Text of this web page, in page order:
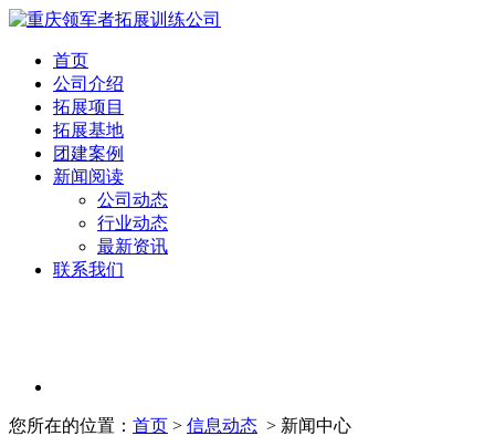
首页
公司介绍
拓展项目
拓展基地
团建案例
新闻阅读
公司动态
行业动态
最新资讯
联系我们
您所在的位置： 首页 > 信息动态 > 新闻中心